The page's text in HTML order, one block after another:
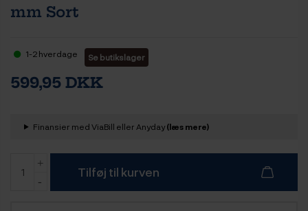
mm Sort
1-2 hverdage Se butikslager
599,95 DKK
Finansier med ViaBill eller Anyday(læs mere)
Tilføj til kurven